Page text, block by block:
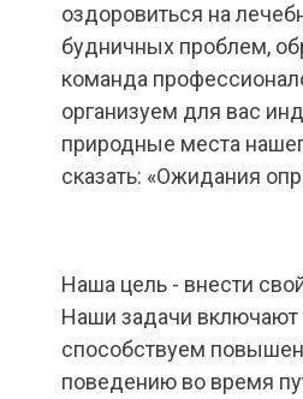
оздоровиться на
будничных проблем,
команда
организуем для вас
природные места
сказать: «Ожидания
Наша цель - внести
Наши задачи
способствуем
поведению во время